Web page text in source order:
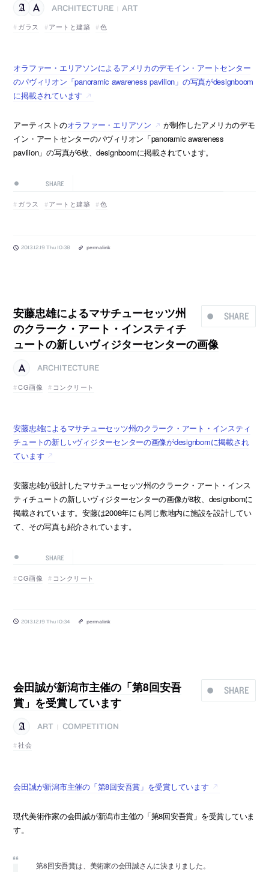
ARCHITECTURE
ART
ガラス
アートと建築 色
オラファー・エリアソンによるアメリカのデモイン・アートセンター
のパヴィリオン「panoramic awareness pavilion」の写真がdesignboom
に掲載されています
アーティストのオラファー・エリアソン
が制作したアメリカのデモ
イン・アートセンターのパヴィリオン「panoramic awareness
pavilion」の写真が6枚、designboomに掲載されています。
SHARE
ガラス アートと建築 色
2013.12.19 Thu 10:38 permalink
SHARE
安藤忠雄によるマサチューセッツ州
のクラーク・アート・インスティチ
ュートの新しいヴィジターセンターの画像
ARCHITECTURE
CG画像
コンクリート
安藤忠雄によるマサチューセッツ州のクラーク・アート・インスティ
チュートの新しいヴィジターセンターの画像がdesignbomに掲載され
ています
安藤忠雄が設計したマサチューセッツ州のクラーク・アート・インス
ティチュートの新しいヴィジターセンターの画像が8枚、designbomに
掲載されています。安藤は2008年にも同じ敷地内に施設を設計してい
て、その写真も紹介されています。
SHARE
CG画像 コンクリート
2013.12.19 Thu 10:34 permalink
SHARE
会田誠が新潟市主催の「第8回安吾
賞」を受賞しています
ART
COMPETITION
社会
会田誠が新潟市主催の「第8回安吾賞」を受賞しています
現代美術作家の会田誠が新潟市主催の「第8回安吾賞」を受賞していま
す。
第8回安吾賞は、美術家の会田誠さんに決まりました。